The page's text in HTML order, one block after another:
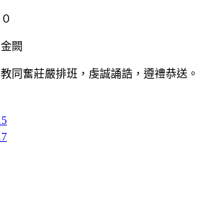
闕
莊嚴排班，虔誠誦誥，遵禮恭送。